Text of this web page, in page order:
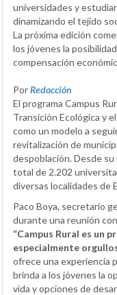
universidades y
dinamizando el tejido
La próxima edición
los jóvenes la
compensación
PorRedacción
El programa Campus
Transición Ecológica y
como un modelo a
revitalización de
despoblación. Desde
total de 2.202
diversas localidades de
Paco Boya, secretario
durante una reunión
“Campus Rural es un
especialmente
ofrece una experiencia
brinda a los jóvenes la
vida y opciones de